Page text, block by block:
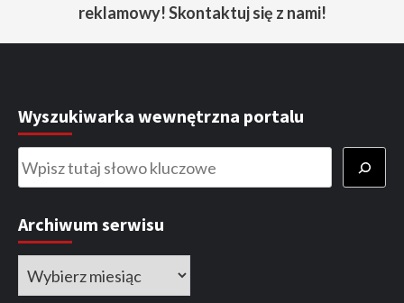
reklamowy! Skontaktuj się z nami!
Wyszukiwarka wewnętrzna portalu
Szukaj
Archiwum serwisu